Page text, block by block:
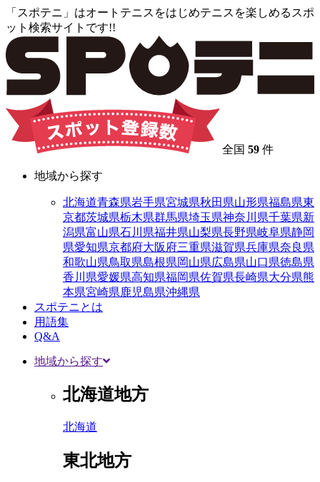
「スポテニ」はオートテニスをはじめテニスを楽しめるスポ
ット検索サイトです!!
全国 59 件
地域から探す
北海道青森県岩手県宮城県秋田県山形県福島県東
京都茨城県栃木県群馬県埼玉県神奈川県千葉県新
潟県富山県石川県福井県山梨県長野県岐阜県静岡
県愛知県京都府大阪府三重県滋賀県兵庫県奈良県
和歌山県鳥取県島根県岡山県広島県山口県徳島県
香川県愛媛県高知県福岡県佐賀県長崎県大分県熊
本県宮崎県鹿児島県沖縄県
スポテニとは
用語集
Q&A
地域から探す
北海道地方
北海道
東北地方